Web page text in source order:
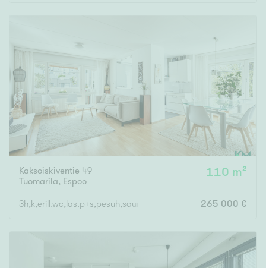
Rakennusvuosi
Uudiskohteet
Vain uudiskohteet Ei uudiskohteita
Arvokohteet
Vain arvokohteet Ei arvokohteita
Kunto
Kaksoiskiventie 49
Tuomarila, Espoo
110 m²
3h,k,erill.wc,las.p+s,pesuh,saunatupa,erill.wc 265 000 €